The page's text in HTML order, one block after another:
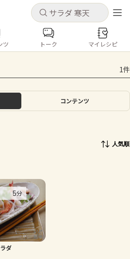
キャンセル
るとレシピを保存できます
い合わせ
キャンセル
コンテンツ
トマト
とうもろこし
ツ トーク マイレシピ
1件
コンテンツ
人気順
ダ
5分